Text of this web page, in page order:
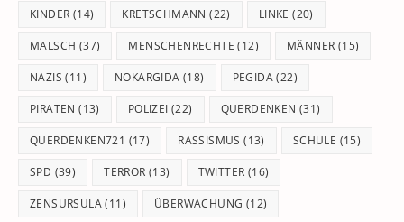
KINDER (14) KRETSCHMANN (22) LINKE (20)
MALSCH (37) MENSCHENRECHTE (12) MÄNNER (15)
NAZIS (11) NOKARGIDA (18) PEGIDA(22)
PIRATEN (13) POLIZEI (22) QUERDENKEN (31)
QUERDENKEN721 (17) RASSISMUS (13) SCHULE (15)
SPD (39) TERROR (13) TWITTER (16)
ZENSURSULA(11) ÜBERWACHUNG (12)